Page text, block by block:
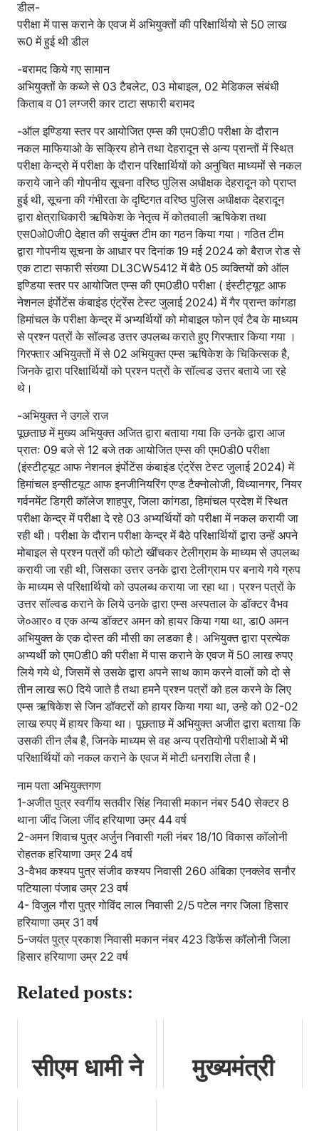
डील-
परीक्षा में पास कराने के एवज में अभियुक्तों की परिक्षार्थियो से 50 लाख
रू0 में हुई थी डील
-बरामद किये गए सामान
अभियुक्तों के कब्जे से 03 टैबलेट, 03 मोबाइल, 02 मेडिकल संबंधी
किताब व 01 लग्जरी कार टाटा सफारी बरामद
-ऑल इण्डिया स्तर पर आयोजित एम्स की एम0डी0 परीक्षा के दौरान
नकल माफियाओ के सक्रिय होने तथा देहरादून से अन्य प्रान्तों में स्थित
परीक्षा केन्द्रो में परीक्षा के दौरान परिक्षार्थियों को अनुचित माध्यमों से नकल
कराये जाने की गोपनीय सूचना वरिष्ठ पुलिस अधीक्षक देहरादून को प्राप्त
हुई थी, सूचना की गंभीरता के दृष्टिगत वरिष्ठ पुलिस अधीक्षक देहरादून
द्वारा क्षेत्राधिकारी ऋषिकेश के नेतृत्व में कोतवाली ऋषिकेश तथा
एस0ओ0जी0 देहात की सयुंक्त टीम का गठन किया गया। गठित टीम
द्वारा गोपनीय सूचना के आधार पर दिनांक 19 मई 2024 को बैराज रोड से
एक टाटा सफारी संख्या DL3CW5412 में बैठे 05 व्यक्तियों को ऑल
इण्डिया स्तर पर आयोजित एम्स की एम0डी0 परीक्षा ( इंस्टीट्यूट आफ
नेशनल इंर्पाेटेंस कंबाइंड एंट्रेंस टेस्ट जुलाई 2024) में गैर प्रान्त कांगडा
हिमांचल के परीक्षा केन्द्र में अभ्यर्थियों को मोबाइल फोन एवं टैब के माध्यम
से प्रश्न पत्रों के सॉल्वड उत्तर उपलब्ध कराते हुए गिरफ्तार किया गया ।
गिरफ्तार अभियुक्तों में से 02 अभियुक्त एम्स ऋषिकेश के चिकित्सक है,
जिनके द्वारा परिक्षार्थियों को प्रश्न पत्रों के सॉल्वड उत्तर बताये जा रहे
थे।
-अभियुक्त ने उगले राज
पूछताछ में मुख्य अभियुक्त अजित द्वारा बताया गया कि उनके द्वारा आज
प्रातः 09 बजे से 12 बजे तक आयोजित एम्स की एम0डी0 परीक्षा
(इंस्टीट्यूट आफ नेशनल इंर्पाेटेंस कंबाइंड एंट्रेंस टेस्ट जुलाई 2024) में
हिमांचल इन्सीटयूट आफ इनजीनियरिंग एण्ड टैक्नोलोजी, विध्यानगर, नियर
गर्वनमेंट डिग्री कॉलेज शाहपुर, जिला कांगडा, हिमांचल प्रदेश में स्थित
परीक्षा केन्द्र में परीक्षा दे रहे 03 अभ्यर्थियों को परीक्षा में नकल करायी जा
रही थी। परीक्षा के दौरान परीक्षा केन्द्र में बैठे परिक्षार्थियों द्वारा उन्हें अपने
मोबाइल से प्रश्न पत्रों की फोटो खींचकर टेलीग्राम के माध्यम से उपलब्ध
करायी जा रही थी, जिसका उत्तर उनके द्वारा टेलीग्राम पर बनाये गये ग्रुप
के माध्यम से परिक्षार्थियो को उपलब्ध कराया जा रहा था। प्रश्न पत्रों के
उत्तर सॉल्वड कराने के लिये उनके द्वारा एम्स अस्पताल के डॉक्टर वैभव
जे०आर० व एक अन्य डॉक्टर अमन को हायर किया गया था, डा0 अमन
अभियुक्त के एक दोस्त की मौसी का लडका है। अभियुक्त द्वारा प्रत्येक
अभ्यर्थी को एम0डी0 की परीक्षा में पास कराने के एवज में 50 लाख रुपए
लिये गये थे, जिसमें से उसके द्वारा अपने साथ काम करने वालों को दो से
तीन लाख रू0 दिये जाते है तथा हमनेे प्रश्न पत्रों को हल करने के लिए
एम्स ऋषिकेश से जिन डॉक्टरों को हायर किया गया था, उन्हे को 02-02
लाख रुपए में हायर किया था। पूछताछ में अभियुक्त अजीत द्वारा बताया कि
उसकी तीन लैब है, जिनके माध्यम से वह अन्य प्रतियोगी परीक्षाओ मेें भी
परिक्षार्थियों को नकल कराने के एवज में मोटी धनराशि लेता है।
नाम पता अभियुक्तगण
1-अजीत पुत्र स्वर्गीय सतवीर सिंह निवासी मकान नंबर 540 सेक्टर 8
थाना जींद जिला जींद हरियाणा उम्र 44 वर्ष
2-अमन शिवाच पुत्र अर्जुन निवासी गली नंबर 18/10 विकास कॉलोनी
रोहतक हरियाणा उम्र 24 वर्ष
3-वैभव कश्यप पुत्र संजीव कश्यप निवासी 260 अंबिका एनक्लेव सनौर
पटियाला पंजाब उम्र 23 वर्ष
4- विजुल गौरा पुत्र गोविंद लाल निवासी 2/5 पटेल नगर जिला हिसार
हरियाणा उम्र 31 वर्ष
5-जयंत पुत्र प्रकाश निवासी मकान नंबर 423 डिफेंस कॉलोनी जिला
हिसार हरियाणा उम्र 22 वर्ष
Related posts:
सीएम धामी ने
मुख्यमंत्री